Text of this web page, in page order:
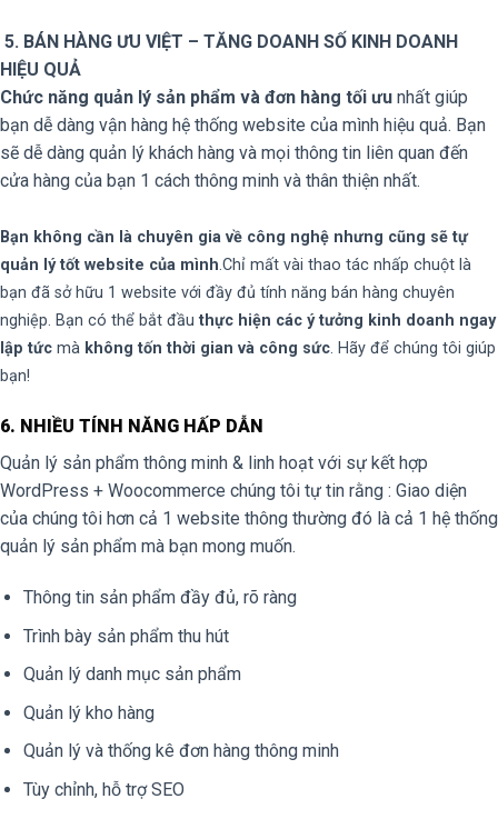
5. BÁN HÀNG ƯU VIỆT – TĂNG DOANH SỐ KINH DOANH
HIỆU QUẢ
Chức năng quản lý sản phẩm và đơn hàng tối ưu nhất giúp
bạn dễ dàng vận hàng hệ thống website của mình hiệu quả. Bạn
sẽ dễ dàng quản lý khách hàng và mọi thông tin liên quan đến
cửa hàng của bạn 1 cách thông minh và thân thiện nhất.
Bạn không cần là chuyên gia về công nghệ nhưng cũng sẽ tự
quản lý tốt website của mình.Chỉ mất vài thao tác nhấp chuột là
bạn đã sở hữu 1 website với đầy đủ tính năng bán hàng chuyên
nghiệp. Bạn có thể bắt đầu thực hiện các ý tưởng kinh doanh ngay
lập tức mà không tốn thời gian và công sức. Hãy để chúng tôi giúp
bạn!
6. NHIỀU TÍNH NĂNG HẤP DẪN
Quản lý sản phẩm thông minh & linh hoạt với sự kết hợp
WordPress + Woocommerce chúng tôi tự tin rằng : Giao diện
của chúng tôi hơn cả 1 website thông thường đó là cả 1 hệ thống
quản lý sản phẩm mà bạn mong muốn.
Thông tin sản phẩm đầy đủ, rõ ràng
Trình bày sản phẩm thu hút
Quản lý danh mục sản phẩm
Quản lý kho hàng
Quản lý và thống kê đơn hàng thông minh
Tùy chỉnh, hỗ trợ SEO